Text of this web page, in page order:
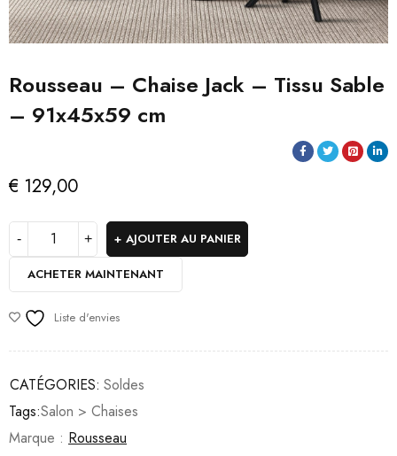
Rousseau – Chaise Jack – Tissu Sable
– 91x45x59 cm
€ 129,00
AJOUTER AU PANIER
ACHETER MAINTENANT
Liste d'envies
CATÉGORIES: Soldes
Tags:Salon > Chaises
Marque : Rousseau